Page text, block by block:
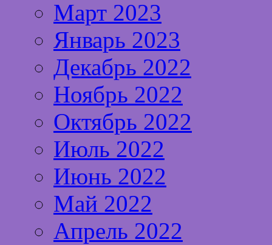
Март 2023
Январь 2023
Декабрь 2022
Ноябрь 2022
Октябрь 2022
Июль 2022
Июнь 2022
Май 2022
Апрель 2022